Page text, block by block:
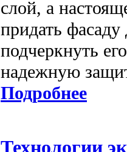
слой, а
придать
подчеркнуть
надежную
Подробнее
Технологии